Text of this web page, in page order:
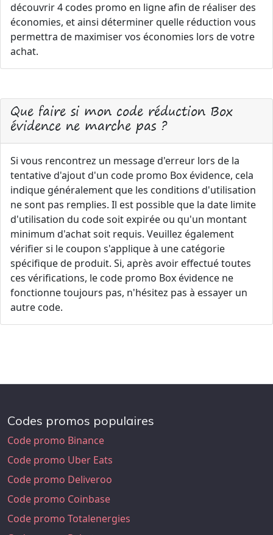
découvrir 4 codes promo en ligne afin de réaliser des
économies, et ainsi déterminer quelle réduction vous
permettra de maximiser vos économies lors de votre
achat.
Que faire si mon code réduction Box
évidence ne marche pas ?
Si vous rencontrez un message d'erreur lors de la
tentative d'ajout d'un code promo Box évidence, cela
indique généralement que les conditions d'utilisation
ne sont pas remplies. Il est possible que la date limite
d'utilisation du code soit expirée ou qu'un montant
minimum d'achat soit requis. Veuillez également
vérifier si le coupon s'applique à une catégorie
spécifique de produit. Si, après avoir effectué toutes
ces vérifications, le code promo Box évidence ne
fonctionne toujours pas, n'hésitez pas à essayer un
autre code.
Codes promos populaires
Code promo Binance
Code promo Uber Eats
Code promo Deliveroo
Code promo Coinbase
Code promo Totalenergies